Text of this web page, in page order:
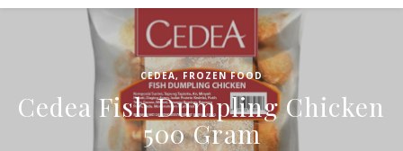
CEDEA, FROZEN FOOD
Cedea Fish Dumpling Chicken
500 Gram